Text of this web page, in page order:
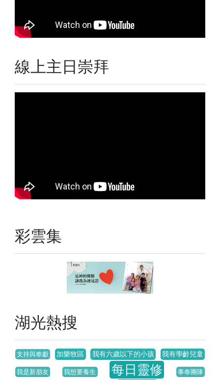
線上主日崇拜
彩雲集
湖光熱搜
支持與奉獻 加樂牧區 我有六歲以下的小孩 我有學齡兒童
我是新朋友 我想要養生 每日靈修 事奉團隊